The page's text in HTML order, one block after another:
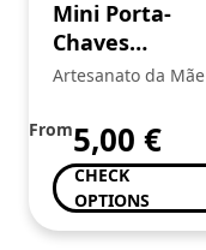
Mini Porta-
Chaves
Decorativos
Artesanato da Mãe
From5,00 €
CHECK
OPTIONS